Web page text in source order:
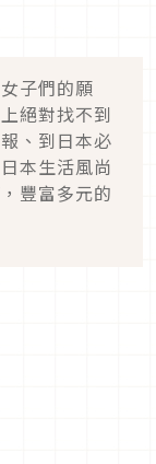
子們的願
絕對找不到
、到日本必
本生活風尚
豐富多元的